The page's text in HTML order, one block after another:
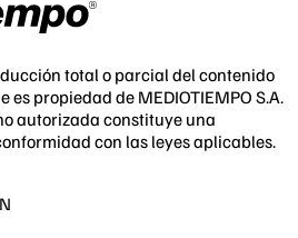
total o parcial del contenido
es propiedad de MEDIOTIEMPO S.A.
autorizada constituye una
con las leyes aplicables.